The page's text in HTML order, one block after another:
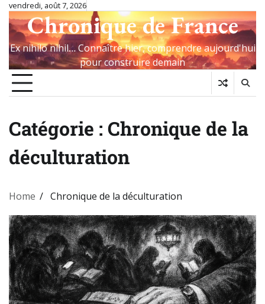
Skip
content
vendredi, août 7, 2026
Chronique de France
Ex nihilo nihil… Connaître hier, comprendre aujourd'hui
pour construire demain
Catégorie : Chronique de la
déculturation
Home Chronique de la déculturation